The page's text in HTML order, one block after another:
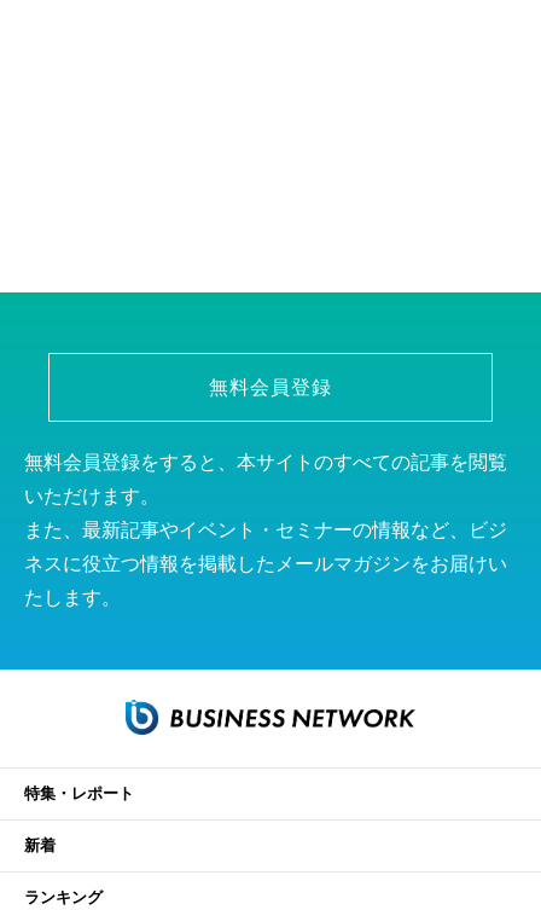
無料会員登録
無料会員登録をすると、本サイトのすべての記事を閲覧
いただけます。
また、最新記事やイベント・セミナーの情報など、ビジ
ネスに役立つ情報を掲載したメールマガジンをお届けい
たします。
特集・レポート
新着
ランキング